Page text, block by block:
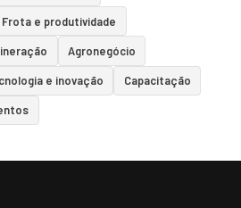
Frota e produtividade
Agronegócio
e inovação Capacitação